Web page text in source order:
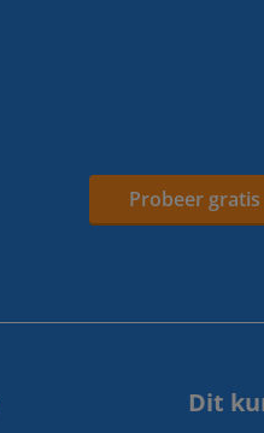
Probeer gratis
Dit